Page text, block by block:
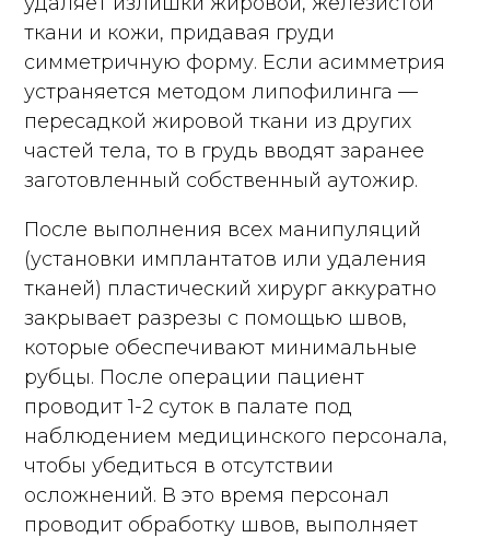
ткани и кожи, придавая груди
симметричную форму. Если асимметрия
устраняется методом липофилинга —
пересадкой жировой ткани из других
частей тела, то в грудь вводят заранее
заготовленный собственный аутожир.
После выполнения всех манипуляций
(установки имплантатов или удаления
тканей) пластический хирург аккуратно
закрывает разрезы с помощью швов,
которые обеспечивают минимальные
рубцы. После операции пациент
проводит 1-2 суток в палате под
наблюдением медицинского персонала,
чтобы убедиться в отсутствии
осложнений. В это время персонал
проводит обработку швов, выполняет